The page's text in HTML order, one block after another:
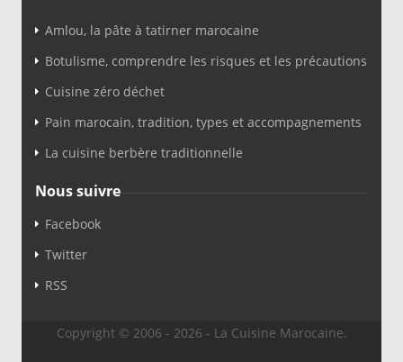
Amlou, la pâte à tatirner marocaine
Botulisme, comprendre les risques et les précautions
Cuisine zéro déchet
Pain marocain, tradition, types et accompagnements
La cuisine berbère traditionnelle
Nous suivre
Facebook
Twitter
RSS
Copyright © 2006 - 2026 - La Cuisine Marocaine.